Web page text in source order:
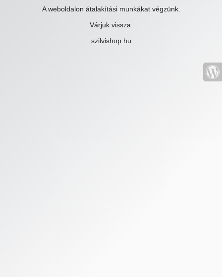
A weboldalon átalakítási munkákat végzünk.
Várjuk vissza.
szilvishop.hu